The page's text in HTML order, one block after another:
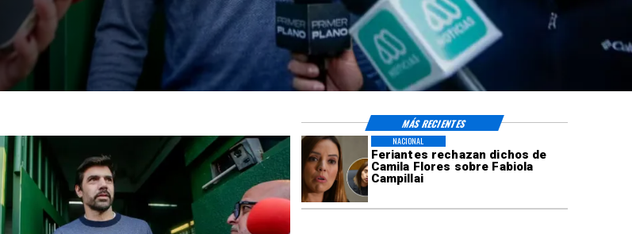
Feriantes rechazan dichos de
Camila Flores sobre Fabiola
Campillai
NACIONAL
MÁS RECIENTES